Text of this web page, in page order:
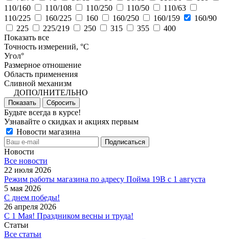
110/160
110/108 110/250 110/50
110/63
110/225
160/225 160 160/250 160/159
160/90
225
225/219 250 315 355
400
Показать все
Точность измерений, °C
Угол°
Размерное отношение
Область применения
Сливной механизм
ДОПОЛНИТЕЛЬНО
Показать Сбросить
Будьте всегда в курсе!
Узнавайте о скидках и акциях первым
Новости магазина
Новости
Все новости
22 июля 2026
Режим работы магазина по адресу Пойма 19В с 1 августа
5 мая 2026
С днем победы!
26 апреля 2026
С 1 Мая! Праздником весны и труда!
Статьи
Все статьи